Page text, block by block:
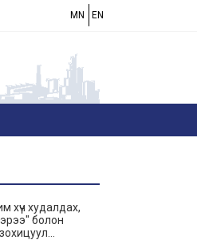
MN EN
хүч худалдах,
болон